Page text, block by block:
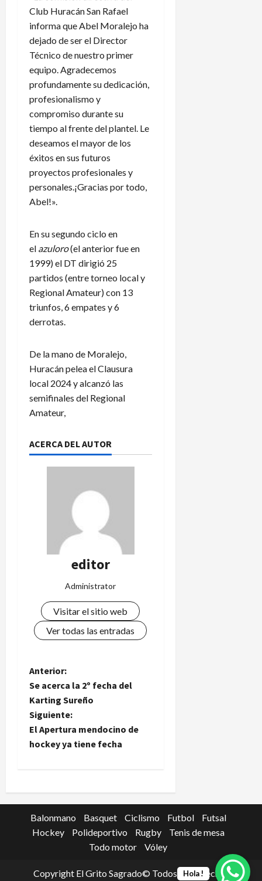
Club Huracán San Rafael
informa que Abel Moralejo ha
dejado de ser el Director
Técnico de nuestro primer
equipo. Agradecemos
profundamente su dedicación,
profesionalismo y
compromiso durante su
tiempo al frente del plantel. Le
deseamos el mayor de los
éxitos en sus futuros
proyectos profesionales y
personales.¡Gracias por todo,
Abel!».
En su segundo ciclo en
el azuloro(el anterior fue en
1999) el DT dirigió 25
partidos (entre torneo local y
Regional Amateur) con 13
triunfos, 6 empates y 6
derrotas.
De la mano de Moralejo,
Huracán pelea el Clausura
local 2024 y alcanzó las
semifinales del Regional
Amateur,
ACERCA DEL AUTOR
editor
Administrator
Visitar el sitio web
Ver todas las entradas
N
a
v
e
a
c
ó
Anterior:
Se acerca la 2º fecha del
Karting Sureño
Siguiente:
El Apertura mendocino de
hockey ya tiene fecha
Balonmano Basquet Ciclismo Futbol
Futsal
Hockey
Polideportivo Rugby
Tenis de mesa
Todo motor
Vóley
Copyright El Grito Sagrado© Todos los derechos
Hola !